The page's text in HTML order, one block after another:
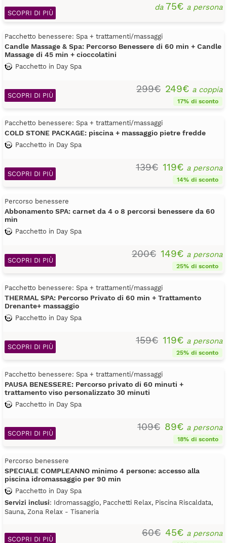
da75€ a persona
SCOPRI DI PIÙ
Pacchetto benessere: Spa + trattamenti/massaggi
Candle Massage & Spa: Percorso Benessere di 60 min + Candle
Massage di 45 min + cioccolatini
Pacchetto in Day Spa
299€ 249€ a coppia
17% di sconto
SCOPRI DI PIÙ
Pacchetto benessere: Spa + trattamenti/massaggi
COLD STONE PACKAGE: piscina + massaggio pietre fredde
Pacchetto in Day Spa
139€ 119€ a persona
14% di sconto
SCOPRI DI PIÙ
Percorso benessere
Abbonamento SPA: carnet da 4 o 8 percorsi benessere da 60
min
Pacchetto in Day Spa
200€ 149€ a persona
25% di sconto
SCOPRI DI PIÙ
Pacchetto benessere: Spa + trattamenti/massaggi
THERMAL SPA: Percorso Privato di 60 min + Trattamento
Drenante+ massaggio
Pacchetto in Day Spa
159€ 119€ a persona
25% di sconto
SCOPRI DI PIÙ
Pacchetto benessere: Spa + trattamenti/massaggi
PAUSA BENESSERE: Percorso privato di 60 minuti +
trattamento viso personalizzato 30 minuti
Pacchetto in Day Spa
109€ 89€ a persona
18% di sconto
SCOPRI DI PIÙ
Percorso benessere
SPECIALE COMPLEANNO minimo 4 persone: accesso alla
piscina idromassaggio per 90 min
Pacchetto in Day Spa
Servizi inclusi: Idromassaggio, Pacchetti Relax, Piscina Riscaldata,
Sauna, Zona Relax - Tisaneria
60€ 45€ a persona
SCOPRI DI PIÙ